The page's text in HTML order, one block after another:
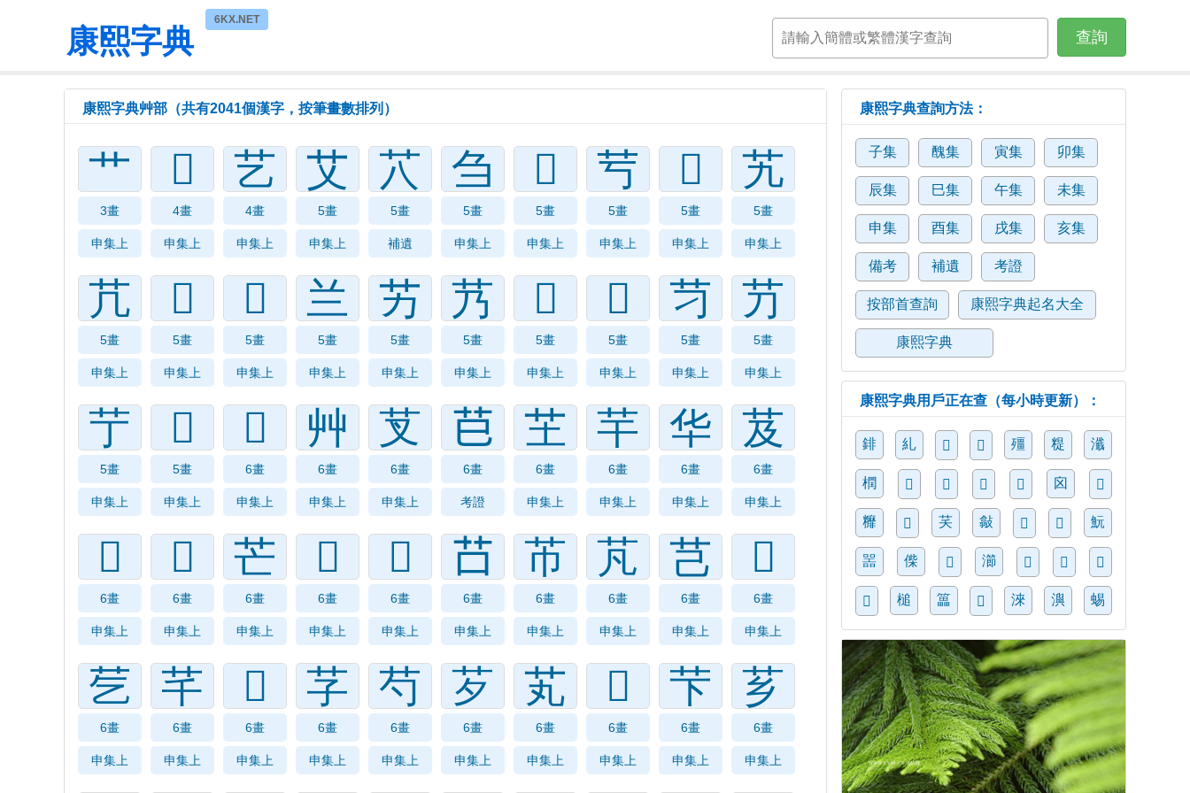
康熙字典
6KX.NET
查詢
康熙字典艸部（共有2041個漢字，按筆畫數排列）
艹
3畫
申集上
𦫴
4畫
申集上
艺
4畫
申集上
艾
5畫
申集上
䒔
5畫
補遺
刍
5畫
申集上
𦫻
5畫
申集上
䒓
5畫
申集上
𦫼
5畫
申集上
艽
5畫
申集上
芁
5畫
申集上
𦫶
5畫
申集上
𦫷
5畫
申集上
兰
5畫
申集上
艻
5畫
申集上
艿
5畫
申集上
𦫸
5畫
申集上
𦫺
5畫
申集上
䒒
5畫
申集上
芀
5畫
申集上
艼
5畫
申集上
𠁥
5畫
申集上
𦬁
6畫
申集上
艸
6畫
申集上
芆
6畫
申集上
𦬊
6畫
考證
芏
6畫
申集上
芉
6畫
申集上
华
6畫
申集上
芨
6畫
申集上
𦬉
6畫
申集上
𦬆
6畫
申集上
芒
6畫
申集上
𦬇
6畫
申集上
𦬒
6畫
申集上
𦬅
6畫
申集上
芇
6畫
申集上
芃
6畫
申集上
芑
6畫
申集上
𦬈
6畫
申集上
䒗
6畫
申集上
芊
6畫
申集上
𦬄
6畫
申集上
芓
6畫
申集上
芍
6畫
申集上
芕
6畫
申集上
芄
6畫
申集上
𦬂
6畫
申集上
芐
6畫
申集上
芗
6畫
申集上
康熙字典查詢方法：
子集 醜集 寅集 卯集
辰集 巳集 午集 未集
申集 酉集 戌集 亥集
備考 補遺 考證
按部首查詢 康熙字典起名大全
康熙字典
康熙字典用戶正在查（每小時更新）：
䤵 糺 𡃭 𥶈 殭 䊓 瀸
橍 𣂳 𪕿 𨹈 𡴸 囟 𨺘
䊳 𠛨 芺 㪧 𢛘 𪓻 魭
噐 偨 𢎃 瀄 𪕸 𥓩 𨟁
𦔝 槌 䉪 𦜄 淶 㵰 蜴